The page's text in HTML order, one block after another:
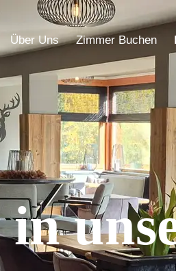
Über Uns Zimmer Buchen